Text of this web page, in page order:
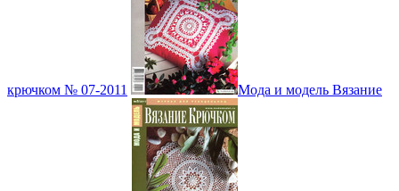
крючком № 07-2011 Мода и модель Вязание